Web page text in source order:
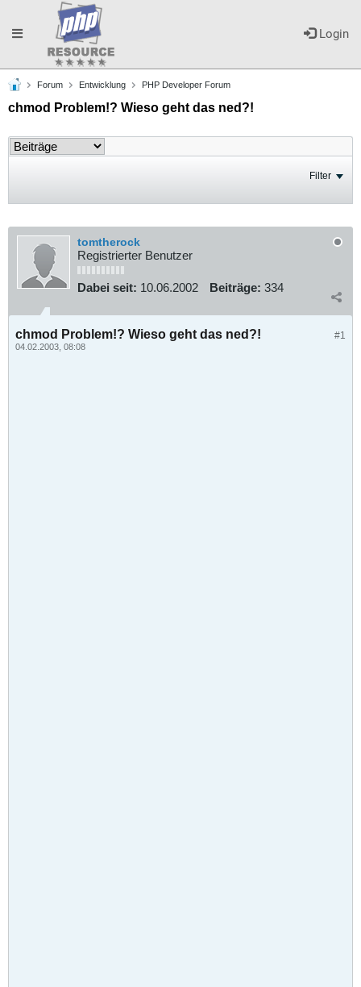
Login
Toggle
navigation
Forum Entwicklung PHP Developer Forum
chmod Problem!? Wieso geht das ned?!
Filter
tomtherock
Registrierter Benutzer
Dabei seit: 10.06.2002 Beiträge: 334
#1
chmod Problem!? Wieso geht das ned?!
04.02.2003, 08:08